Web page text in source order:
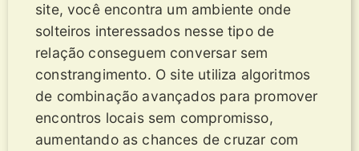
site, você encontra um ambiente onde
solteiros interessados nesse tipo de
relação conseguem conversar sem
constrangimento. O site utiliza algoritmos
de combinação avançados para promover
encontros locais sem compromisso,
aumentando as chances de cruzar com